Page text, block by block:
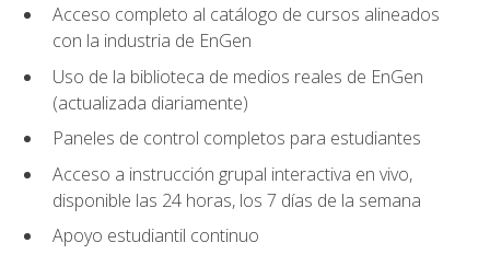
Acceso completo al catálogo de cursos alineados
con la industria de EnGen
Uso de la biblioteca de medios reales de EnGen
(actualizada diariamente)
Paneles de control completos para estudiantes
Acceso a instrucción grupal interactiva en vivo,
disponible las 24 horas, los 7 días de la semana
Apoyo estudiantil continuo